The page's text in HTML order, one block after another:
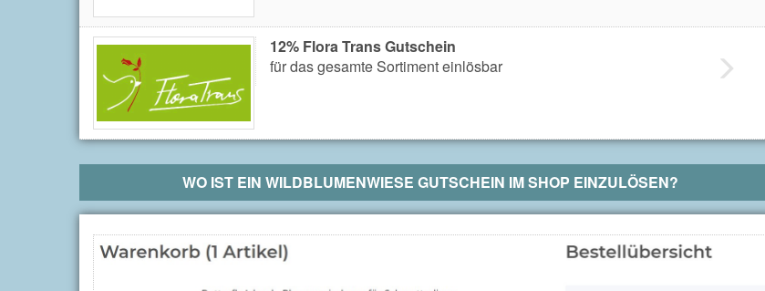
12% Flora Trans Gutschein
für das gesamte Sortiment einlösbar
WO IST EIN WILDBLUMENWIESE GUTSCHEIN IM SHOP EINZULÖSEN?